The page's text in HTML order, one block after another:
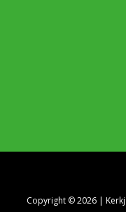
Copyright © 2026 |